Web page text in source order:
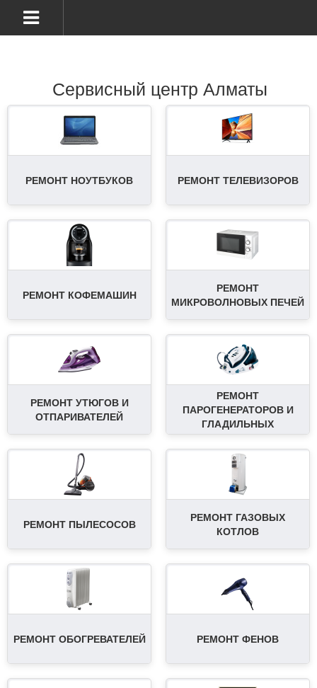
Сервисный центр Алматы
РЕМОНТ НОУТБУКОВ РЕМОНТ ТЕЛЕВИЗОРОВ
РЕМОНТ КОФЕМАШИН
РЕМОНТ
МИКРОВОЛНОВЫХ ПЕЧЕЙ
РЕМОНТ УТЮГОВ И
ОТПАРИВАТЕЛЕЙ
РЕМОНТ
ПАРОГЕНЕРАТОРОВ И
ГЛАДИЛЬНЫХ
РЕМОНТ ПЫЛЕСОСОВ
РЕМОНТ ГАЗОВЫХ
КОТЛОВ
РЕМОНТ ОБОГРЕВАТЕЛЕЙ РЕМОНТ ФЕНОВ